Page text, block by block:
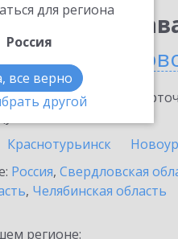
для региона
Россия
все верно
другой
информационными
Краснотурьинск
Россия, Свердловская
, Челябинская область
регионе: